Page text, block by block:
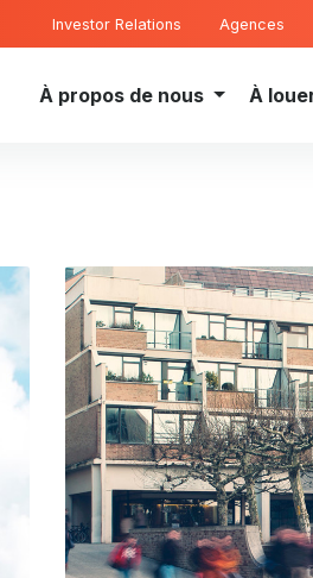
Investor Relations Agences
À propos de nous À